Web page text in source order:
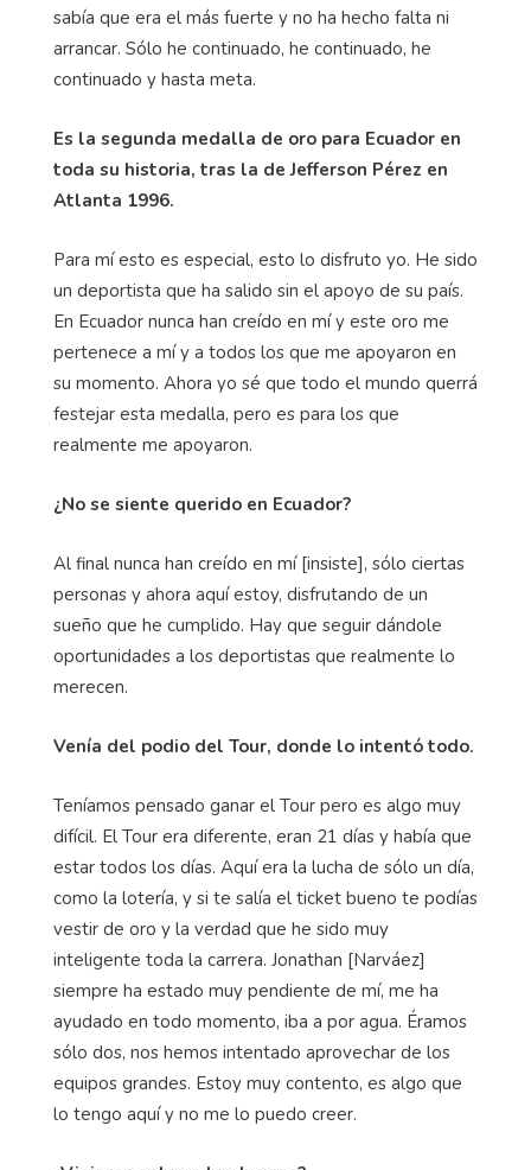
sabía que era el más fuerte y no ha hecho falta ni
arrancar. Sólo he continuado, he continuado, he
continuado y hasta meta.
Es la segunda medalla de oro para Ecuador en
toda su historia, tras la de Jefferson Pérez en
Atlanta 1996.
Para mí esto es especial, esto lo disfruto yo. He sido
un deportista que ha salido sin el apoyo de su país.
En Ecuador nunca han creído en mí y este oro me
pertenece a mí y a todos los que me apoyaron en
su momento. Ahora yo sé que todo el mundo querrá
festejar esta medalla, pero es para los que
realmente me apoyaron.
¿No se siente querido en Ecuador?
Al final nunca han creído en mí [insiste], sólo ciertas
personas y ahora aquí estoy, disfrutando de un
sueño que he cumplido. Hay que seguir dándole
oportunidades a los deportistas que realmente lo
merecen.
Venía del podio del Tour, donde lo intentó todo.
Teníamos pensado ganar el Tour pero es algo muy
difícil. El Tour era diferente, eran 21 días y había que
estar todos los días. Aquí era la lucha de sólo un día,
como la lotería, y si te salía el ticket bueno te podías
vestir de oro y la verdad que he sido muy
inteligente toda la carrera. Jonathan [Narváez]
siempre ha estado muy pendiente de mí, me ha
ayudado en todo momento, iba a por agua. Éramos
sólo dos, nos hemos intentado aprovechar de los
equipos grandes. Estoy muy contento, es algo que
lo tengo aquí y no me lo puedo creer.